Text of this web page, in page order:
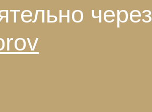
через